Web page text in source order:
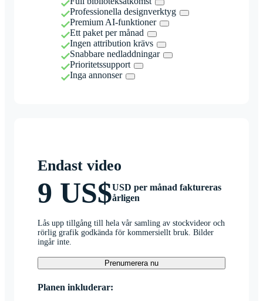
Professionella designverktyg
Premium AI-funktioner
Ett paket per månad
Ingen attribution krävs
Snabbare nedladdningar
Prioritetssupport
Inga annonser
Endast video
9 US$USD per månad faktureras
årligen
Lås upp tillgång till hela vår samling av stockvideor och
rörlig grafik godkända för kommersiellt bruk. Bilder
ingår inte.
Prenumerera nu
Planen inkluderar: